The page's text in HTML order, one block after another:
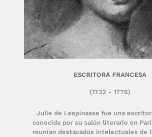
Julie de Lespinasse fue una
conocida por su salón literario en
reunían destacados intelectuales de
(1732 - 1776)
ESCRITORA FRANCESA